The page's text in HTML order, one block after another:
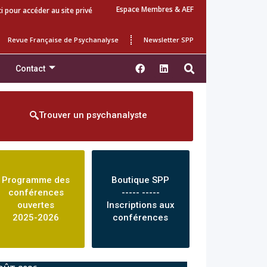
pour accéder au site privé Espace Membres & AEF
Revue Française de Psychanalyse Newsletter SPP
Contact
Trouver un psychanalyste
Programme des
conférences
ouvertes
2025-2026
Boutique SPP
----- -----
Inscriptions aux
conférences